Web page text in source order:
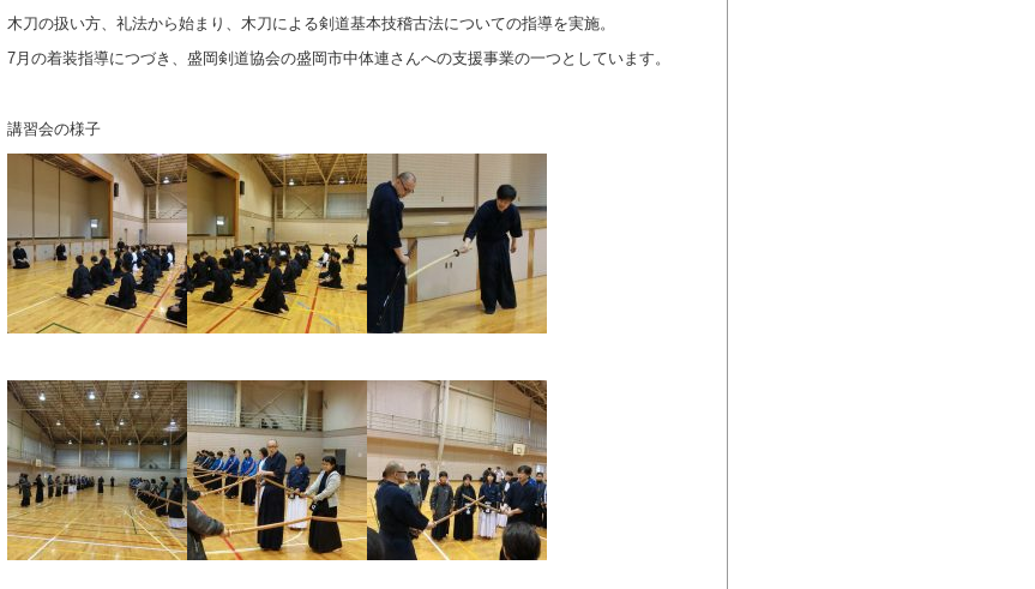
木刀の扱い方、礼法から始まり、木刀による剣道基本技稽古法についての指導を実施。
7月の着装指導につづき、盛岡剣道協会の盛岡市中体連さんへの支援事業の一つとしています。
講習会の様子